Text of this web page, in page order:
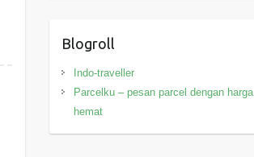
Blogroll
Indo-traveller
Parcelku – pesan parcel dengan harga
hemat